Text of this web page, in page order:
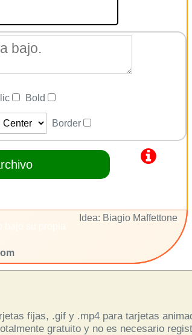
Bold
Border
Idea: Biagio Maffettone
fijas, .gif y .mp4 para tarjetas
gratuito y no es necesario